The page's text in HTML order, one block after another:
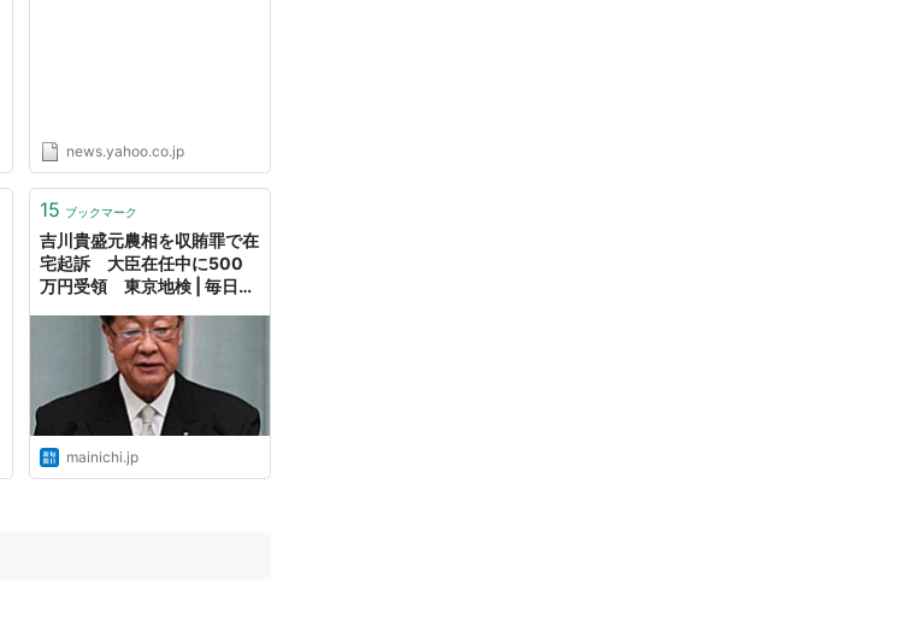
news.yahoo.co.jp
15 ブックマーク
吉川貴盛元農相を収賄罪で在
宅起訴 大臣在任中に500
万円受領 東京地検 | 毎日新
mainichi.jp